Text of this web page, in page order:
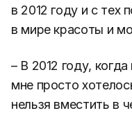
в 2012 году и с тех
в мире красоты и
– В 2012 году,
мне просто
нельзя вместить в